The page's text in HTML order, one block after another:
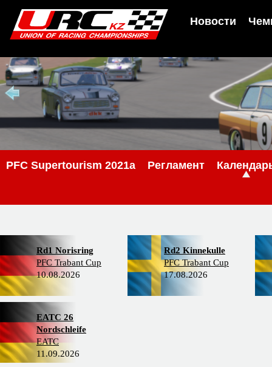
Новости
PFC Supertourism 2021a Регламент
Rd1 Norisring
PFC Trabant Cup
10.08.2026
Rd2 Kinnekulle
PFC Trabant Cup
17.08.2026
EATC 26
Nordschleife
EATC
11.09.2026